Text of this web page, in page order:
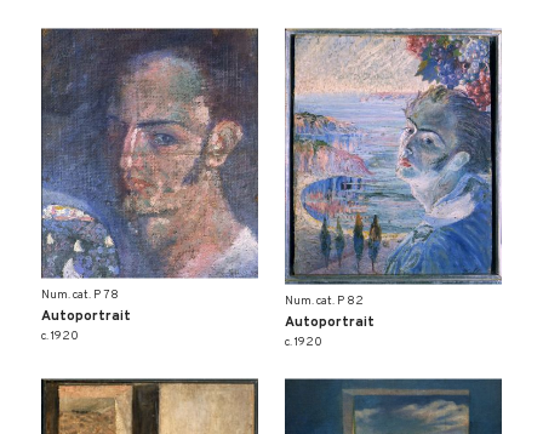
Num. cat. P 78
Autoportrait
c. 1920
Num. cat. P 82
Autoportrait
c. 1920